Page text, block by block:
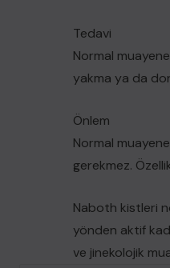
Tedavi
Normal
yakma ya da
Önlem
Normal
gerekmez.
Naboth kistleri
yönden aktif
ve jinekolojik